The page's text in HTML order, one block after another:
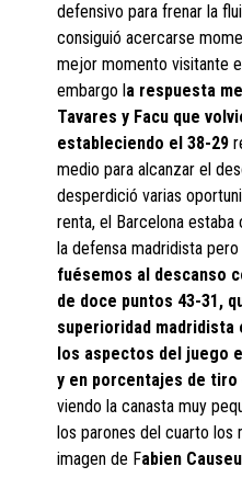
defensivo para frenar la
consiguió acercarse
mejor momento visitante
embargo la respuesta
Tavares y Facu que
estableciendo el 38-29
medio para alcanzar el
desperdició varias
renta, el Barcelona
la defensa madridista
fuésemos al descanso
de doce puntos 43-31,
superioridad
los aspectos del juego
y en porcentajes de tiro
viendo la canasta muy
los parones del cuarto los
imagen de Fabien